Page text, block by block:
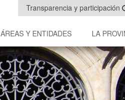
Transparencia y participación
ÁREAS Y ENTIDADES LA